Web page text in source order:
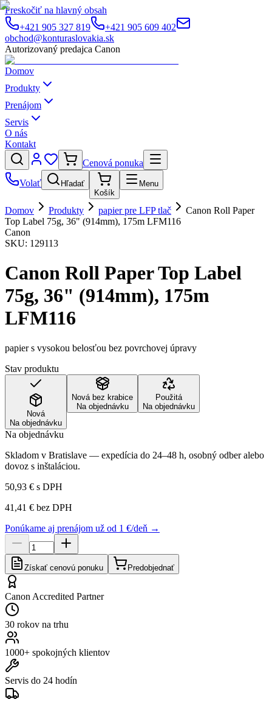
Preskočiť na hlavný obsah
+421 905 327 819
+421 905 609 402
obchod@konturaslovakia.sk
Autorizovaný predajca Canon
Domov
Produkty
Prenájom
Servis
O nás
Kontakt
Cenová ponuka
Volať
Hľadať
Košík
Menu
Domov Produkty papier pre LFP tlač
Canon Roll Paper
Top Label 75g, 36" (914mm), 175m LFM116
Canon
SKU: 129113
Canon Roll Paper Top Label
75g, 36" (914mm), 175m
LFM116
papier s vysokou belosťou bez povrchovej úpravy
Stav produktu
Nová
Na objednávku
Nová bez krabice
Na objednávku
Použitá
Na objednávku
Na objednávku
Skladom v Bratislave — expedícia do 24–48 h, osobný odber alebo
dovoz s inštaláciou.
50,93 € s DPH
41,41 € bez DPH
Ponúkame aj prenájom už od 1 €/deň →
Získať cenovú ponuku Predobjednať
Canon Accredited Partner
30 rokov na trhu
1000+ spokojných klientov
Servis do 24 hodín